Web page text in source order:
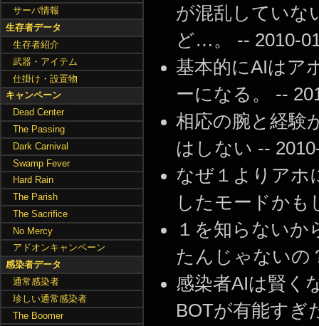
が混乱していな
ど…。 -- 2010-
基本的にAIはア
ーになる。 --
相応の腕と経験
はしない --
なぜ１よりア
したモードかも
１を知らないか
たんじゃないの
感染者AIは賢く
BOTが有能すぎ
サーバ情報
生存者データ
生存者紹介
武器・アイテム
仕掛け・設置物
キャンペーン
Dead Center
The Passing
Dark Carnival
Swamp Fever
Hard Rain
The Parish
The Sacrifice
No Mercy
アドオンキャンペーン
感染者データ
通常感染者
珍しい通常感染者
The Boomer